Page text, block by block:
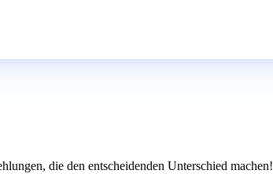
die den entscheidenden Unterschied machen!